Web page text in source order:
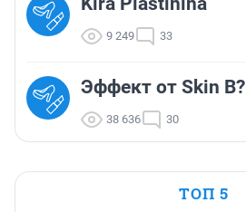
9 249 33
Эффект от Skin B?
38 636 30
ТОП 5